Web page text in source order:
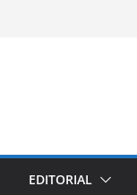
EDITORIAL